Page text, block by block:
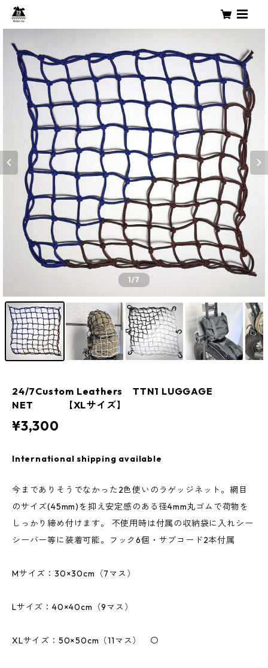
1/7
24/7Custom Leathers TTN1 LUGGAGE
NET 【XLサイズ】
¥3,300
International shipping available
今までありそうでなかった2色使いのラゲッジネット。網目
のサイズ(45mm)を抑え安定感のある径4mm丸ゴムで荷物を
しっかり締め付けます。 不使用時は付属の収納袋に入れシー
シーバー等に装着可能。フック6個・サブコード2本付属
Mサイズ：30×30cm（7マス）
Lサイズ：40×40cm（9マス）
XLサイズ：50×50cm（11マス） 〇